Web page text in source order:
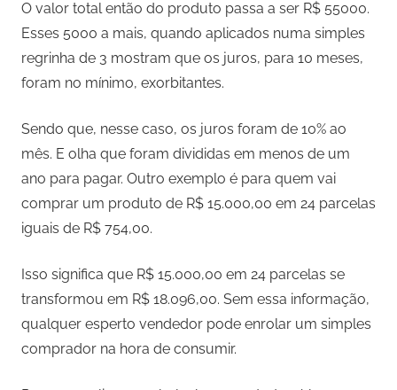
O valor total então do produto passa a ser R$ 55000.
Esses 5000 a mais, quando aplicados numa simples
regrinha de 3 mostram que os juros, para 10 meses,
foram no mínimo, exorbitantes.
Sendo que, nesse caso, os juros foram de 10% ao
mês. E olha que foram divididas em menos de um
ano para pagar. Outro exemplo é para quem vai
comprar um produto de R$ 15.000,00 em 24 parcelas
iguais de R$ 754,00.
Isso significa que R$ 15.000,00 em 24 parcelas se
transformou em R$ 18.096,00. Sem essa informação,
qualquer esperto vendedor pode enrolar um simples
comprador na hora de consumir.